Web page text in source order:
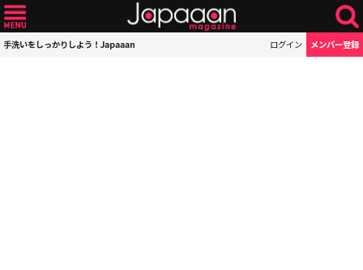
手洗いをしっかりしよう！Japaaan ログイン メンバー登録